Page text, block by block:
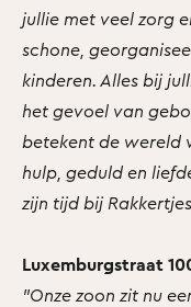
jullie met veel zorg
schone,
kinderen. Alles bij
het gevoel van
betekent de wereld
hulp, geduld en
zijn tijd bij
Luxemburgstraat
"Onze zoon zit nu